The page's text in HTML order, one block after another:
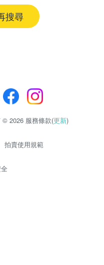
搜尋
© 2026 服務條款(更新)
拍賣使用規範